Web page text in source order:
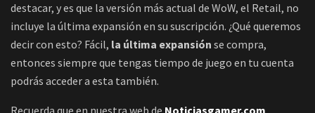
destacar, y es que la versión más actual de WoW, el Retail, no
incluye la última expansión en su suscripción. ¿Qué queremos
decir con esto? Fácil, la última expansión se compra,
entonces siempre que tengas tiempo de juego en tu cuenta
podrás acceder a esta también.